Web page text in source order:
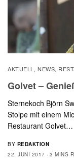
AKTUELL , NEWS,
Golvet –
Sternekoch Björn
Stolpe mit einem
Restaurant Golvet…
BY REDAKTION
22. JUNI 2017
3 MINS